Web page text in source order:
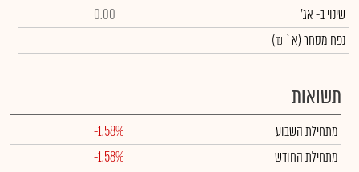
שינויב- אג'
0.00
נפח מסחר(א` ₪)
תשואות
מתחילת השבוע
-1.58%
מתחילת החודש
-1.58%